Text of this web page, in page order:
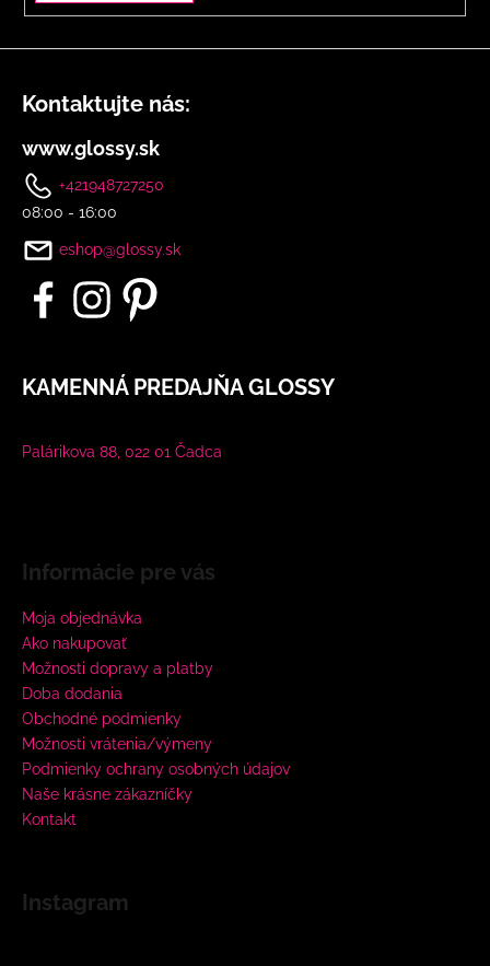
Kontaktujte nás:
www.glossy.sk
+421948727250
08:00 - 16:00
eshop@glossy.sk
KAMENNÁ PREDAJŇA GLOSSY
Palárikova 88, 022 01 Čadca
Informácie pre vás
Moja objednávka
Ako nakupovať
Možnosti dopravy a platby
Doba dodania
Obchodné podmienky
Možnosti vrátenia/výmeny
Podmienky ochrany osobných údajov
Naše krásne zákazníčky
Kontakt
Instagram